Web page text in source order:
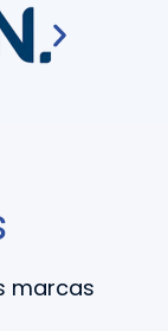
marcas